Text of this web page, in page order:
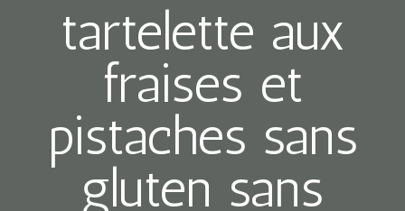
tartelette aux
fraises et
pistaches sans
gluten sans